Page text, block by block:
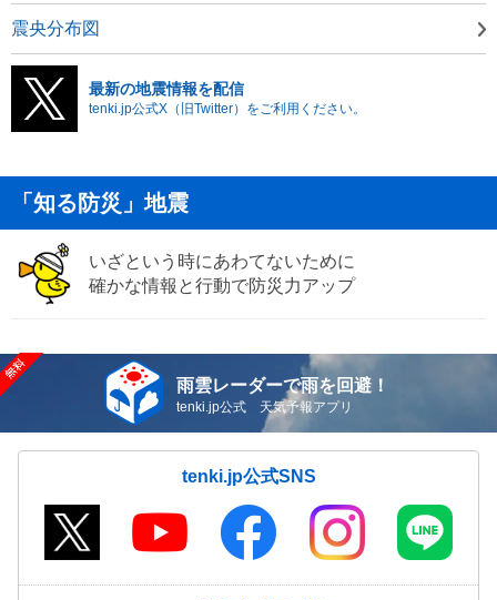
震央分布図
最新の地震情報を配信
tenki.jp公式X（旧Twitter）をご利用ください。
「知る防災」地震
いざという時にあわてないために
確かな情報と行動で防災力アップ
雨雲レーダーで雨を回避！
tenki.jp公式 天気予報アプリ
tenki.jp公式SNS